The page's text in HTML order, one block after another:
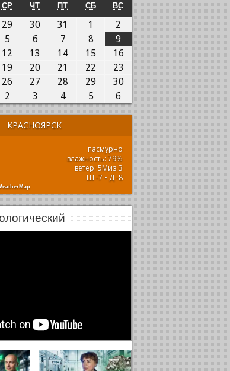
СРСРЕДА
ЧТЧЕТВЕРГ
ПТПЯТНИЦА
СБСУББОТА
ВСВОСКРЕСЕНЬЕ
2929.07.2026
3030.07.2026
31 31.07.2026
1 01.08.2026
2
505.08.2026
606.08.2026
707.08.2026
808.08.2026
9
12 12.08.2026
13 13.08.2026
1414.08.2026
15 15.08.2026
1616.08.2026
1919.08.2026
2020.08.2026
21 21.08.2026
22 22.08.2026
23
26 26.08.2026
27 27.08.2026
28 28.08.2026
2929.08.2026
3030.08.2026
202.09.2026
3 03.09.2026
404.09.2026
505.09.2026
6
КРАСНОЯРСК
пасмурно
влажность: 79%
ветер: 5Миз З
Ш -7 • Д -8